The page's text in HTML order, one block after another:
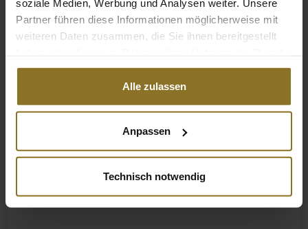
soziale Medien, Werbung und Analysen weiter. Unsere
Partner führen diese Informationen möglicherweise mit
weiteren Daten zusammen, die Sie ihnen bereitgestellt
gesammelt haben.
Alle zulassen
Anpassen
Technisch notwendig
Thanks to our #noblefamily!